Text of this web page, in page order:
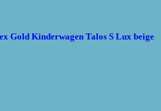
Gold Kinderwagen Talos S Lux beige